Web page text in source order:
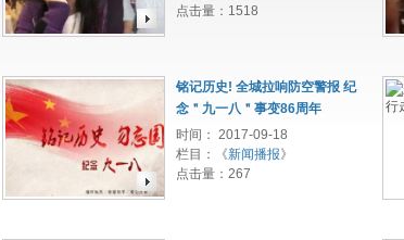
点击量： 1518
铭记历史! 全城拉响防空警报 纪
念＂九一八＂事变86周年
时间： 2017-09-18
栏目：《新闻播报》
点击量： 267